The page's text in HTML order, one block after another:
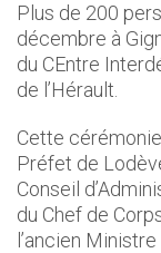
Plus de 200
décembre à
du CEntre
de l’Hérault.
Cette
Préfet de
Conseil
du Chef de
l’ancien